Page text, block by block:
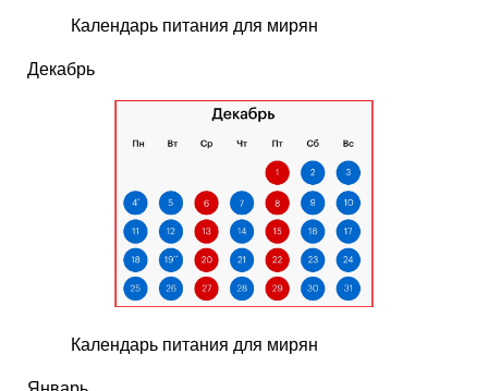
Календарь питания для мирян
Декабрь
Календарь питания для мирян